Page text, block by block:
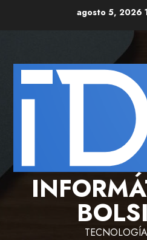
agosto 5, 2026